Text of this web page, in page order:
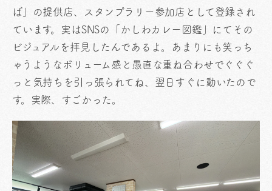
ば」の提供店、スタンプラリー参加店として登録され
ています。実はSNSの「かしわカレー図鑑」にてその
ビジュアルを拝見したんであるよ。あまりにも笑っち
ゃうようなボリューム感と愚直な重ね合わせでぐぐぐ
っと気持ちを引っ張られてね、翌日すぐに動いたので
す。実際、すごかった。